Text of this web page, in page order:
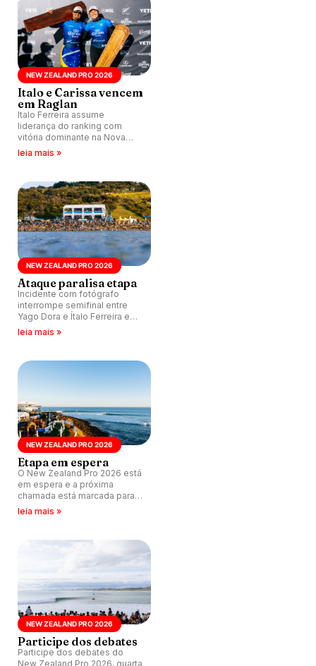
NEW ZEALAND PRO 2026
Italo e Carissa vencem
em Raglan
Italo Ferreira assume
liderança do ranking com
vitória dominante na Nova
Zelândia, enquanto Carissa
em Raglan.
leia mais »
NEW ZEALAND PRO 2026
Ataque paralisa etapa
Incidente com fotógrafo
interrompe semifinal entre
Yago Dora e Ítalo Ferreira em
Manu Bay; New Zealand Pro
leia mais »
NEW ZEALAND PRO 2026
Etapa em espera
O New Zealand Pro 2026 está
em espera e a próxima
chamada está marcada para
as 21h (de Brasília) deste
leia mais »
NEW ZEALAND PRO 2026
Participe dos debates
Participe dos debates do
New Zealand Pro 2026, quarta